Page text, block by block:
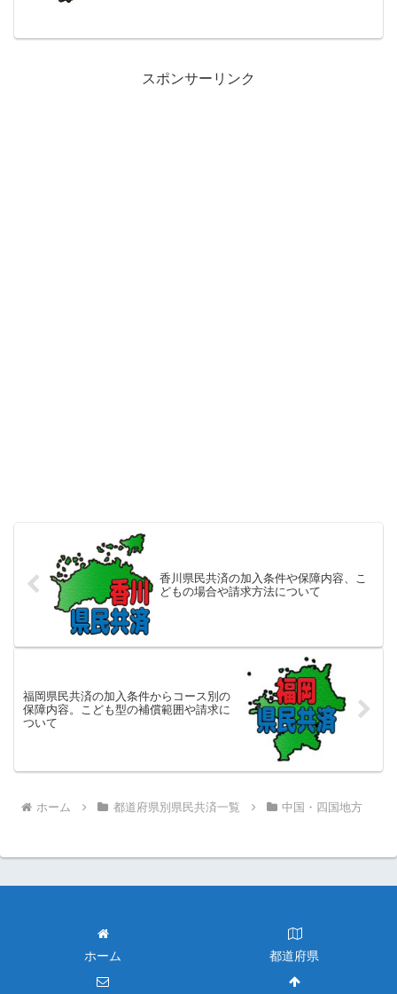
スポンサーリンク
香川県民共済の加入条件や保障内容、こ
どもの場合や請求方法について
福岡県民共済の加入条件からコース別の
保障内容。こども型の補償範囲や請求に
ついて
ホーム 都道府県別県民共済一覧 中国・四国地方
ホーム 都道府県